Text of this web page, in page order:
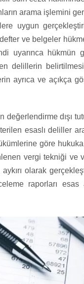
arama işlemini
uygun
ve belgeler
uyarınca hükmün
delillerin
ayrıca ve açıkça
dışı
esaslı deliller
göre
vergi tekniği ve
olarak
raporları esas